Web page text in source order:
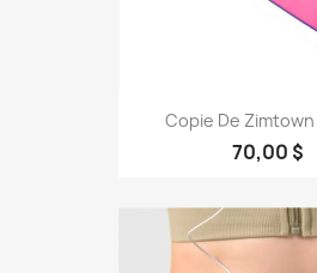
Copie De
70,00 $